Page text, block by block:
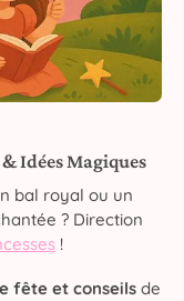
Idées Magiques
bal royal ou un
? Direction
!
fête et conseils de